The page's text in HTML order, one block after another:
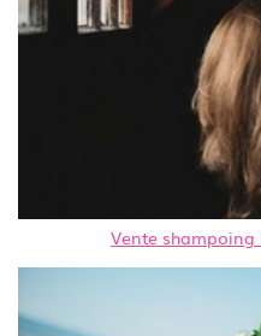
Vente